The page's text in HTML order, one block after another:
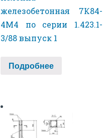
железобетонная 7К84-
4М4 по серии 1.423.1-
3/88 выпуск 1
Подробнее